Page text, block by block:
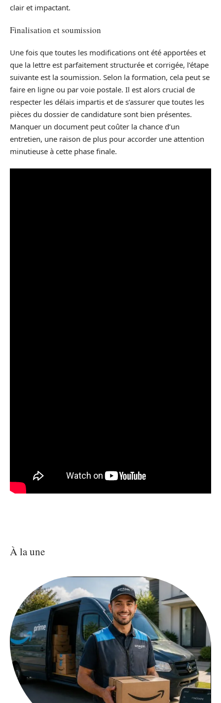
clair et impactant.
Finalisation et soumission
Une fois que toutes les modifications ont été apportées et
que la lettre est parfaitement structurée et corrigée, l’étape
suivante est la soumission. Selon la formation, cela peut se
faire en ligne ou par voie postale. Il est alors crucial de
respecter les délais impartis et de s’assurer que toutes les
pièces du dossier de candidature sont bien présentes.
Manquer un document peut coûter la chance d’un
entretien, une raison de plus pour accorder une attention
minutieuse à cette phase finale.
À la une